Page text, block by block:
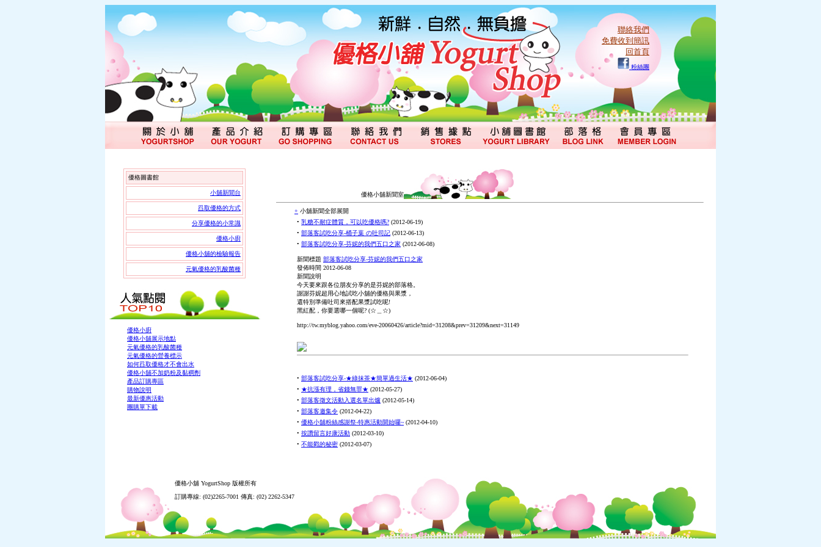
聯絡我們
免費收到簡訊
回首頁
粉絲團
優格圖書館
小舖新聞台
舀取優格的方式
分享優格的小常識
優格小廚
優格小舖的檢驗報告
元氣優格的乳酸菌種
優格小廚
優格小舖展示地點
元氣優格的乳酸菌種
元氣優格的營養標示
如何舀取優格才不會出水
優格小舖不加奶粉及黏稠劑
產品訂購專區
購物說明
最新優惠活動
團購單下載
優格小舖新聞室
+ 小舖新聞全部展開
• 乳糖不耐症體質，可以吃優格嗎? (2012-06-19)
• 部落客試吃分享-桶子葉 の吐司記 (2012-06-13)
• 部落客試吃分享-芬妮的我們五口之家 (2012-06-08)
新聞標題 部落客試吃分享-芬妮的我們五口之家
發佈時間 2012-06-08
新聞說明
今天要來跟各位朋友分享的是芬妮的部落格。
謝謝芬妮超用心地試吃小舖的優格與果漿，
還特別準備吐司來搭配果漿試吃呢!
黑紅配，你要選哪一個呢? (☆＿☆)
http://tw.myblog.yahoo.com/eve-20060426/article?mid=31208&prev=31209&next=31149
• 部落客試吃分享-★綠抹茶★簡單過生活★ (2012-06-04)
• ★抗漲有理，省錢無罪★ (2012-05-27)
• 部落客徵文活動入選名單出爐 (2012-05-14)
• 部落客邀集令 (2012-04-22)
• 優格小舖粉絲感謝祭-特惠活動開始囉~ (2012-04-10)
• 按讚留言好康活動 (2012-03-10)
• 不能戳的秘密 (2012-03-07)
優格小舖 YogurtShop 版權所有
訂購專線: (02)2265-7001 傳真: (02) 2262-5347